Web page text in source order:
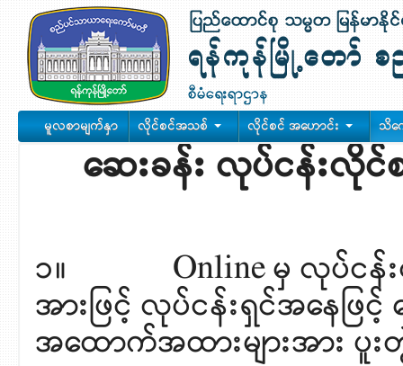
မူလစာမျက်နှာ လိုင်စင်အသစ် လိုင်စင် အဟောင်း သိက
ဆေးခန်း လုပ်ငန်းလိုင်
၁။ Online မှ လုပ်ငန်းလို
အားဖြင့် လုပ်ငန်းရှင်အနေဖြင့်
အထောက်အထားများအား ပူ